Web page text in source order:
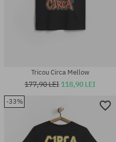
Mărimi existente:
Tricou Circa Mellow
177,90 LEI 118,90 LEI
-33%